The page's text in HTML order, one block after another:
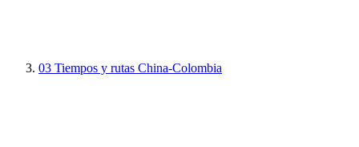
03 Tiempos y rutas China-Colombia